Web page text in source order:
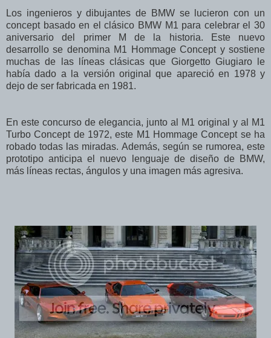
Los ingenieros y dibujantes de BMW se lucieron con un
concept basado en el clásico BMW M1 para celebrar el 30
aniversario del primer M de la historia. Este nuevo
desarrollo se denomina M1 Hommage Concept y sostiene
muchas de las líneas clásicas que Giorgetto Giugiaro le
había dado a la versión original que apareció en 1978 y
dejo de ser fabricada en 1981.
En este concurso de elegancia, junto al M1 original y al M1
Turbo Concept de 1972, este M1 Hommage Concept se ha
robado todas las miradas. Además, según se rumorea, este
prototipo anticipa el nuevo lenguaje de diseño de BMW,
más líneas rectas, ángulos y una imagen más agresiva.